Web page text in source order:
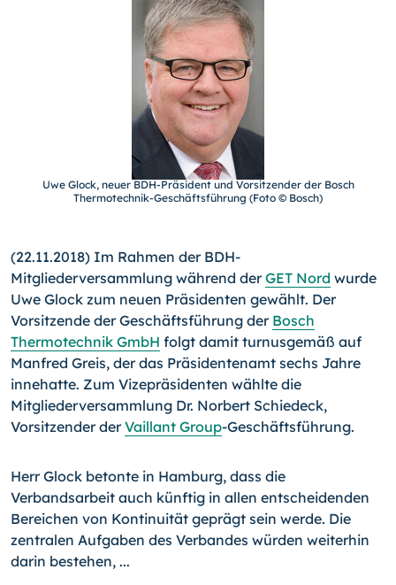
Uwe Glock, neuer BDH-Prä­si­dent und Vorsitzender der Bosch
Thermotechnik-Ge­schäfts­führung (Foto © Bosch)
(22.11.2018) Im Rahmen der BDH-
Mitgliederversammlung während derGET Nord wurde
Uwe Glock zum neuen Präsidenten gewählt. Der
Vorsitzende der Geschäftsführung der Bosch
Thermotechnik GmbH folgt damit turnusgemäß auf
Manfred Greis, der das Präsidentenamt sechs Jahre
innehatte. Zum Vizepräsidenten wählte die
Mitgliederversammlung Dr. Norbert Schiedeck,
Vorsitzender derVaillant Group-Geschäftsführung.
Herr Glock betonte in Hamburg, dass die
Verbandsarbeit auch künftig in allen entscheidenden
Bereichen von Kontinuität geprägt sein werde. Die
zentralen Aufgaben des Verbandes würden weiterhin
darin bestehen, ...